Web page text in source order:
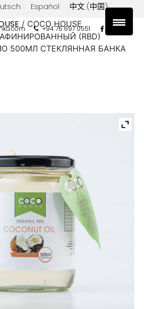
Español 中文 (中国)
+94 76 697 0551
/ COCO HOUSE
(RBD)
500МЛ СТЕКЛЯННАЯ БАНКА